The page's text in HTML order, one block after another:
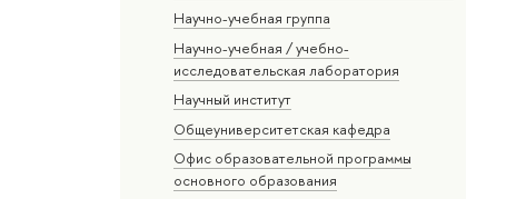
Научно-учебная группа
Научно-учебная / учебно-
исследовательская лаборатория
Научный институт
Общеуниверситетская кафедра
Офис образовательной программы
основного образования